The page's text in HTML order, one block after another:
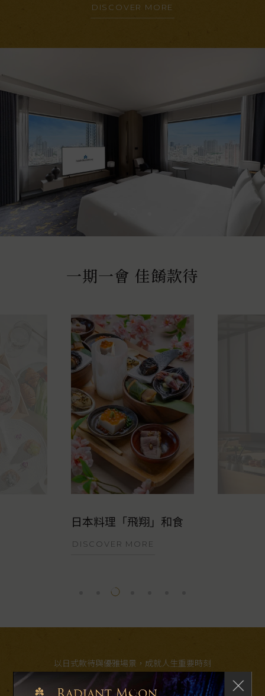
DISCOVER MORE
一期一會 佳餚款待
日本料理 「飛翔」鮨
DISCOVER MORE
以日式款待與優雅場景，成就人生重要時刻
婚宴 • 宴會